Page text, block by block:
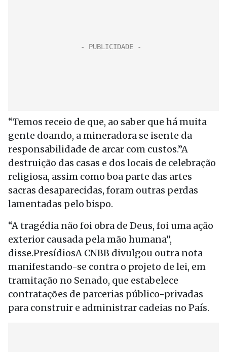
“Temos receio de que, ao saber que há muita
gente doando, a mineradora se isente da
responsabilidade de arcar com custos.”A
destruição das casas e dos locais de celebração
religiosa, assim como boa parte das artes
sacras desaparecidas, foram outras perdas
lamentadas pelo bispo.
“A tragédia não foi obra de Deus, foi uma ação
exterior causada pela mão humana”,
disse.PresídiosA CNBB divulgou outra nota
manifestando-se contra o projeto de lei, em
tramitação no Senado, que estabelece
contratações de parcerias público-privadas
para construir e administrar cadeias no País.